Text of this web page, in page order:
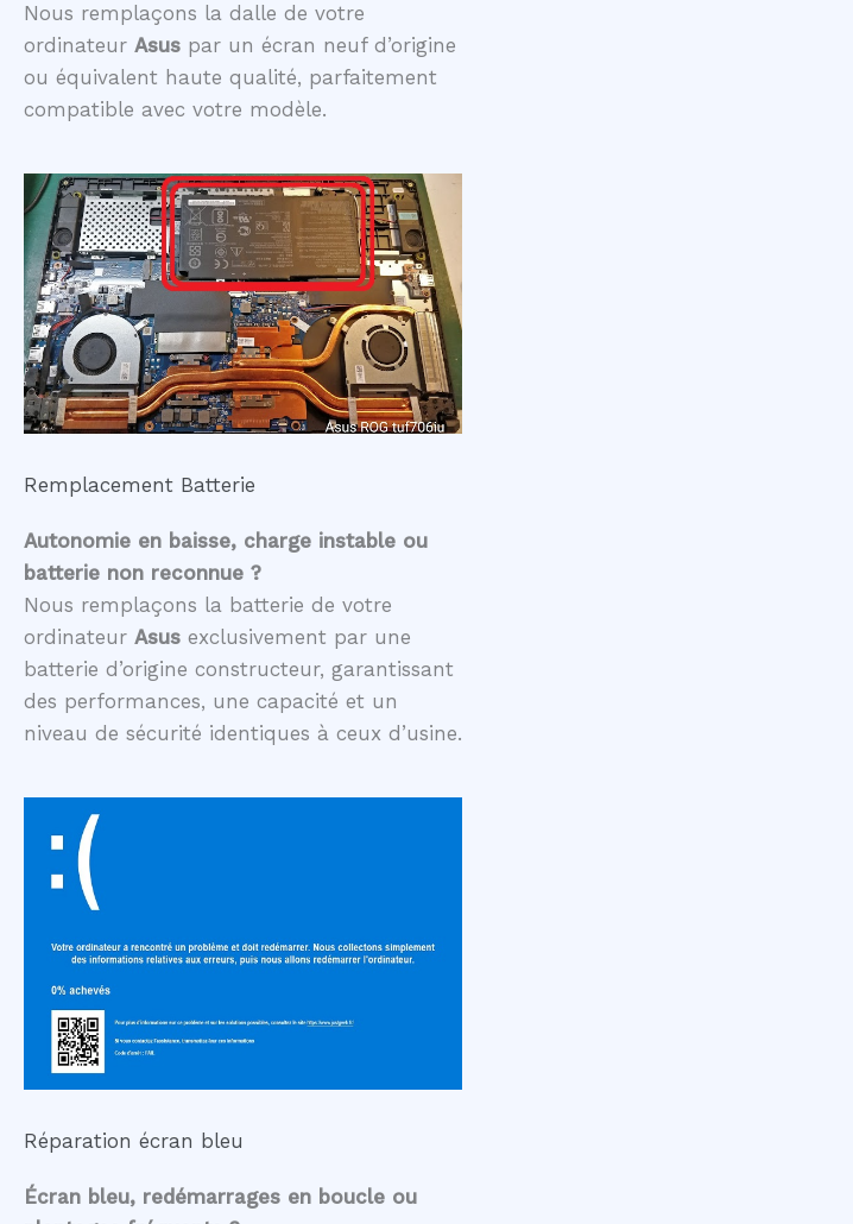
Nous remplaçons la dalle de votre
ordinateur Asus par un écran neuf d’origine
ou équivalent haute qualité, parfaitement
compatible avec votre modèle.
Remplacement Batterie
Autonomie en baisse, charge instable ou
batterie non reconnue ?
Nous remplaçons la batterie de votre
ordinateur Asus exclusivement par une
batterie d’origine constructeur, garantissant
des performances, une capacité et un
niveau de sécurité identiques à ceux d’usine.
Réparation écran bleu
Écran bleu, redémarrages en boucle ou